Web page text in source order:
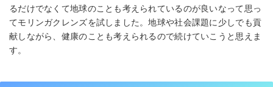
るだけでなくて地球のことも考えられているのが良いなって思っ
てモリンガクレンズを試しました。地球や社会課題に少しでも貢
献しながら、健康のことも考えられるので続けていこうと思えま
す。